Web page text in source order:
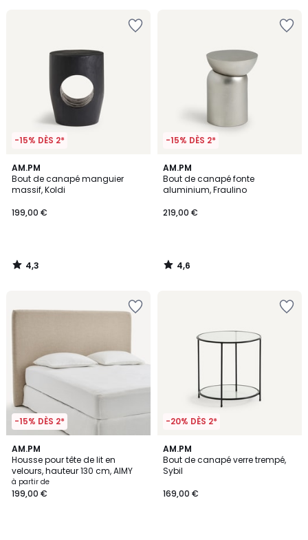
-15% DÈS 2*
AM.PM
Bout de canapé manguier
massif, Koldi
199,00 €
4,3
/ 5
4,3
/
-15% DÈS 2*
AM.PM
Bout de canapé fonte
aluminium, Fraulino
219,00 €
4,6
/ 5
4,6
/
-15% DÈS 2*
AM.PM
Housse pour tête de lit en
velours, hauteur 130 cm, AIMY
à partir de
199,00 €
-20% DÈS 2*
AM.PM
Bout de canapé verre trempé,
Sybil
169,00 €
4,2
/ 5